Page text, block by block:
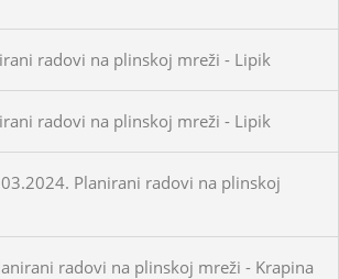
radovi na plinskoj mreži - Lipik
radovi na plinskoj mreži - Lipik
Planirani radovi na plinskoj
radovi na plinskoj mreži - Krapina